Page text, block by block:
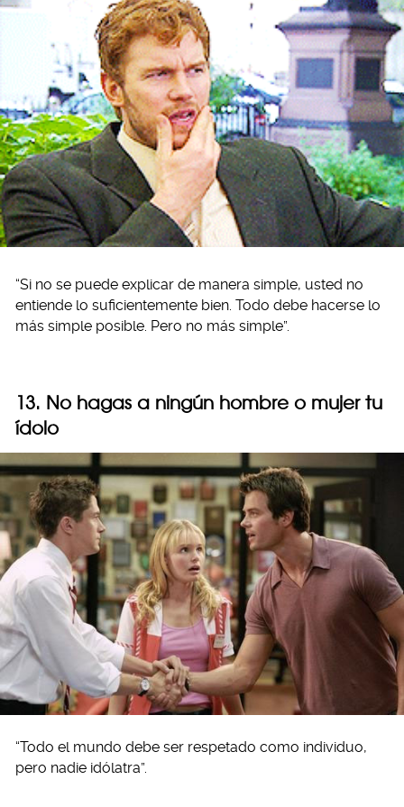
“Si no se puede explicar de manera simple, usted no
entiende lo suficientemente bien. Todo debe hacerse lo
más simple posible. Pero no más simple”.
13. No hagas a ningún hombre o mujer tu
ídolo
“Todo el mundo debe ser respetado como individuo,
pero nadie idólatra”.